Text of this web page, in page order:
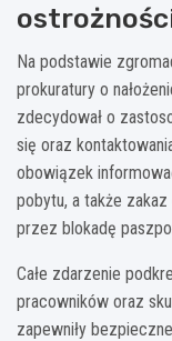
Na podstawie
prokuratury o
zdecydował o
się oraz
obowiązek
pobytu, a także
przez blokadę
Całe zdarzenie
pracowników oraz
zapewniły